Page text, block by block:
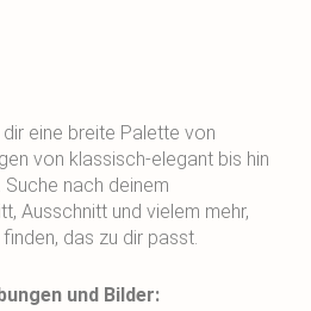
eine breite Palette von
von klassisch-elegant bis hin
nach deinem
Ausschnitt und vielem mehr,
das zu dir passt.
und Bilder: